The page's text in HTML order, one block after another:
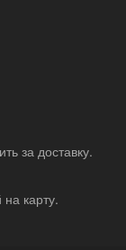
за доставку.
карту.